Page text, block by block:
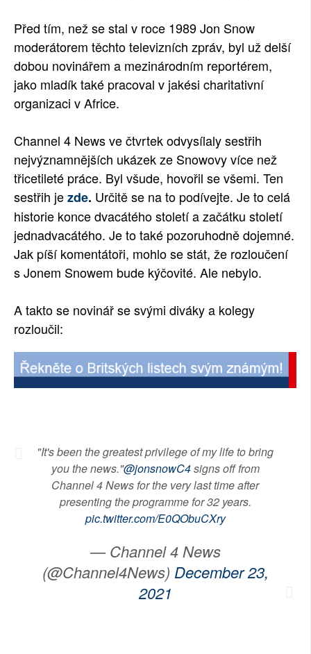
Před tím, než se stal v roce 1989 Jon Snow
moderátorem těchto televizních zpráv, byl už delší
dobou novinářem a mezinárodním reportérem,
jako mladík také pracoval v jakési charitativní
organizaci v Africe.
Channel 4 News ve čtvrtek odvysílaly sestřih
nejvýznamnějších ukázek ze Snowovy více než
třicetileté práce. Byl všude, hovořil se všemi. Ten
sestřih jezde. Určitě se na to podívejte. Je to celá
historie konce dvacátého století a začátku století
jednadvacátého. Je to také pozoruhodně dojemné.
Jak píší komentátoři, mohlo se stát, že rozloučení
s Jonem Snowem bude kýčovité. Ale nebylo.
A takto se novinář se svými diváky a kolegy
rozloučil:
"It's been the greatest privilege of my life to bring
you the news."@jonsnowC4signs off from
Channel 4 News for the very last time after
presenting the programme for 32 years.
pic.twitter.com/E0QObuCXry
— Channel 4 News
(@Channel4News) December 23,
2021